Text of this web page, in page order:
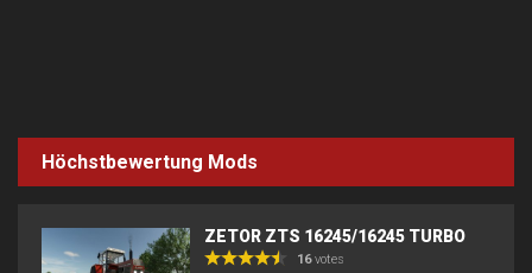
Höchstbewertung Mods
ZETOR ZTS 16245/16245 TURBO
16votes